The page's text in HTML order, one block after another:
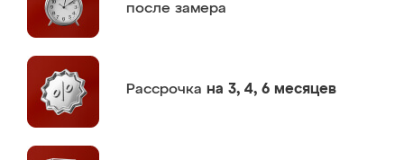
после замера
Рассрочка на 3, 4, 6 месяцев